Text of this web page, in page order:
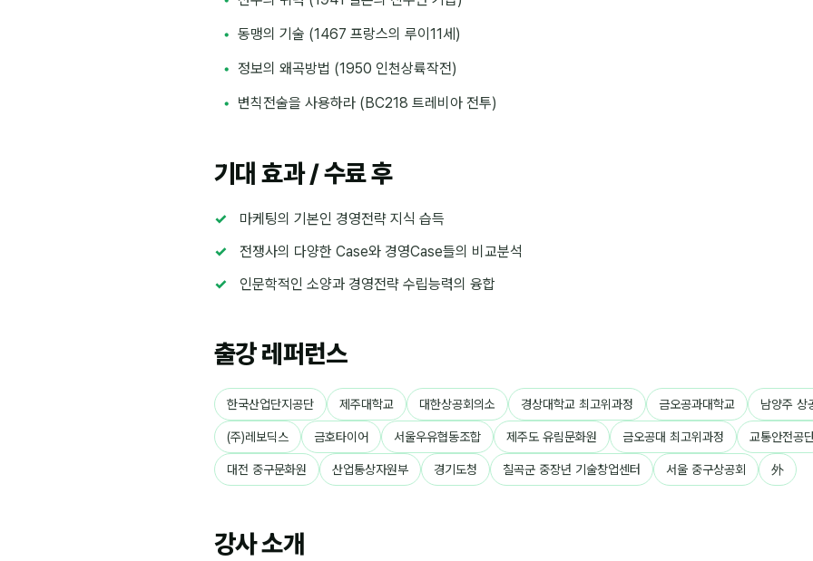
동맹의 기술 (1467 프랑스의 루이11세)
정보의 왜곡방법 (1950 인천상륙작전)
변칙전술을 사용하라 (BC218 트레비아 전투)
기대 효과 / 수료 후
마케팅의 기본인 경영전략 지식 습득
전쟁사의 다양한 Case와 경영Case들의 비교분석
인문학적인 소양과 경영전략 수립능력의 융합
출강 레퍼런스
한국산업단지공단 제주대학교 대한상공회의소 경상대학교 최고위과정 금오공과대학교 남양주 상
(주)레보딕스 금호타이어 서울우유협동조합 제주도 유림문화원 금오공대 최고위과정 교통안전공
대전 중구문화원 산업통상자원부 경기도청 칠곡군 중장년 기술창업센터 서울 중구상공회 外
강사 소개